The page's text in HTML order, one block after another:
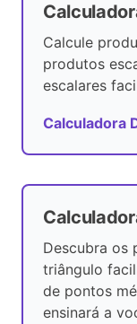
Calcule
produtos
escalares
Calculadora
Descubra os
triângulo
de pontos
ensinará a